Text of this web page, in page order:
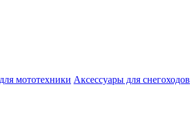
мототехники Аксессуары для снегоходов